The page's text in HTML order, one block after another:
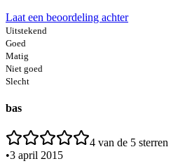
Laat een beoordeling achter
Uitstekend
Goed
Matig
Niet goed
Slecht
bas
4 van de 5 sterren
•3 april 2015